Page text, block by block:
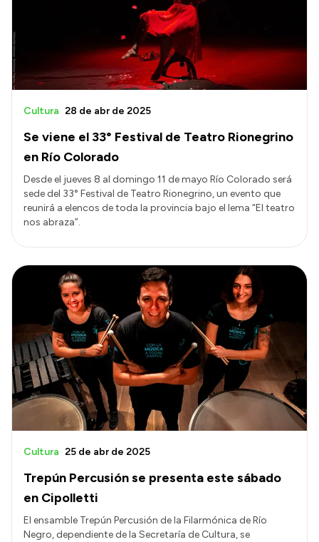
Presupuesto
Boletín Oficial
Compras y licitaciones
Consulta de pago a proveedores
Convocatorias
Intranet
Login
Se viene el 33° Festival de Teatro Rionegrino
en Río Colorado
Cultura 28 de abr de 2025
Desde el jueves 8 al domingo 11 de mayo Río Colorado será
sede del 33° Festival de Teatro Rionegrino, un evento que
reunirá a elencos de toda la provincia bajo el lema “El teatro
nos abraza”.
Trepún Percusión se presenta este sábado
en Cipolletti
Cultura 25 de abr de 2025
El ensamble Trepún Percusión de la Filarmónica de Río
Negro, dependiente de la Secretaría de Cultura, se